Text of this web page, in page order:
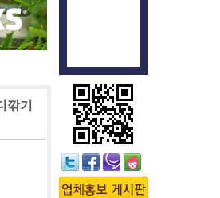
깎기